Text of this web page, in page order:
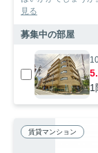
見る
募集中の部屋
1
賃貸マンション